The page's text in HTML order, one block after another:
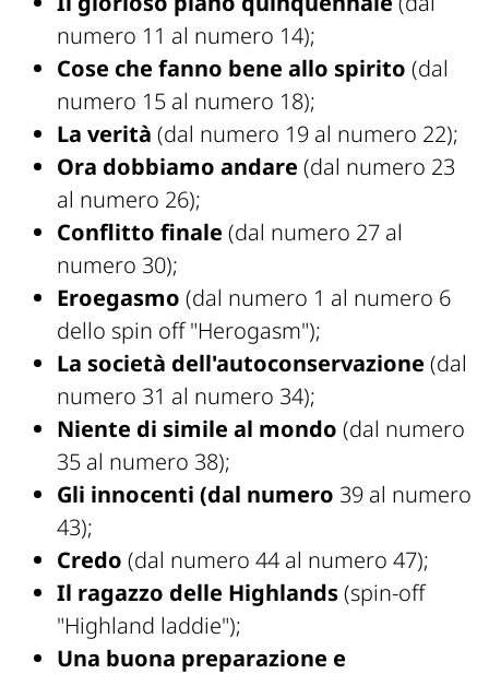
numero 11 al numero 14);
Cose che fanno bene allo spirito (dal
numero 15 al numero 18);
La verità (dal numero 19 al numero 22);
Ora dobbiamo andare (dal numero 23
al numero 26);
Conflitto finale (dal numero 27 al
numero 30);
Eroegasmo (dal numero 1 al numero 6
dello spin off "Herogasm");
La società dell'autoconservazione (dal
numero 31 al numero 34);
Niente di simile al mondo (dal numero
35 al numero 38);
Gli innocenti (dal numero 39 al numero
43);
Credo (dal numero 44 al numero 47);
Il ragazzo delle Highlands(spin-off
"Highland laddie");
Una buona preparazione e